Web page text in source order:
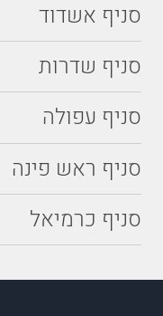
סניף אשדוד
סניף שדרות
סניף עפולה
סניף ראש פינה
סניף כרמיאל